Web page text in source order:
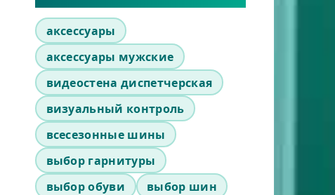
аксессуары
аксессуары мужские
видеостена диспетчерская
визуальный контроль
всесезонные шины
выбор гарнитуры
выбор обуви
выбор шин